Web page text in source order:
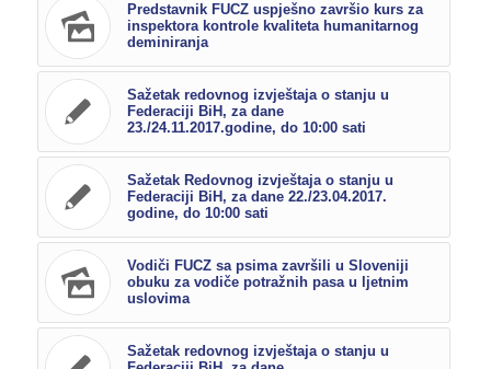
Predstavnik FUCZ uspješno završio kurs za
inspektora kontrole kvaliteta humanitarnog
deminiranja
Sažetak redovnog izvještaja o stanju u
Federaciji BiH, za dane
23./24.11.2017.godine, do 10:00 sati
Sažetak Redovnog izvještaja o stanju u
Federaciji BiH, za dane 22./23.04.2017.
godine, do 10:00 sati
Vodiči FUCZ sa psima završili u Sloveniji
obuku za vodiče potražnih pasa u ljetnim
uslovima
Sažetak redovnog izvještaja o stanju u